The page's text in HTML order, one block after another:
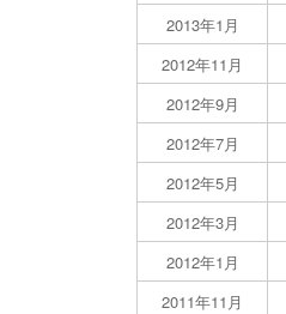
2013年1月
2012年11月
2012年9月
2012年7月
2012年5月
2012年3月
2012年1月
2011年11月